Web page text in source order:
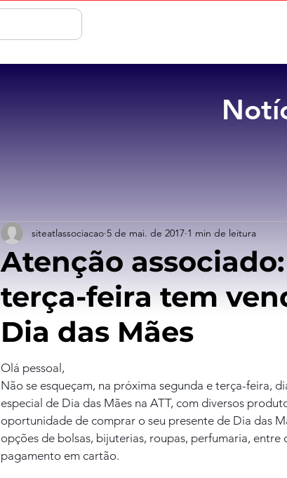
Atenção
terça-feira tem
Dia das Mães
siteatlassociacao 5 de mai. de 2017 1 min de leitura
Olá pessoal,
Não se esqueçam, na próxima segunda e terça-feira,
especial de Dia das Mães na ATT, com diversos
oportunidade de comprar o seu presente de Dia das
opções de bolsas, bijuterias, roupas, perfumaria,
pagamento em cartão.